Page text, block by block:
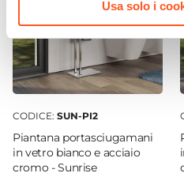
Usa solo i
Colore Sifone
Cromo
Finitura Sifone
Acciaio
Materiale Sifone
CODICE: SUN-PI2
Piantana portasciugamani
in vetro bianco e acciaio
cromo - Sunrise